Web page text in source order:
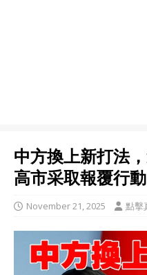
中方換上新打法
高市采取報覆行動
November 21, 2025 點擊